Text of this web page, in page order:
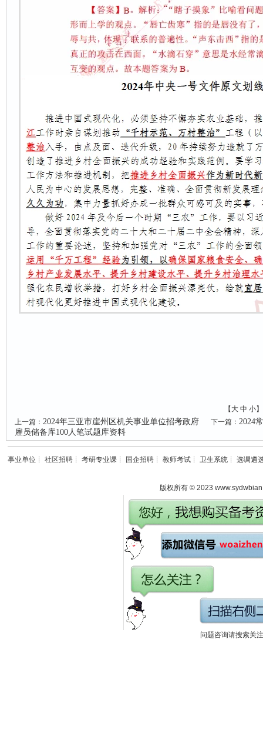
【 大 中 小
上一篇： 2024年三亚市崖州区机关事业单位招考政府
雇员储备库100人笔试题库资料
下一篇： 2024
事业单位 ┊ 社区招聘 ┊ 考研专业课 ┊ 国企招聘 ┊ 教师考试 ┊ 卫生系统 ┊ 选调遴
版权所有 © 2023
问题咨询请搜索关